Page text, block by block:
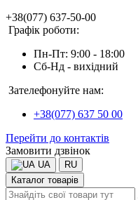
+38(077) 637-50-00
Графік роботи:
Пн-Пт: 9:00 - 18:00
Сб-Нд - вихідний
Зателефонуйте нам:
+38(077) 637 50 00
Перейти до контактів
Замовити дзвінок
UA
RU
Каталог товарів